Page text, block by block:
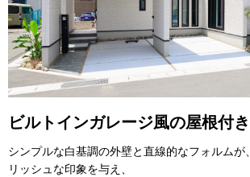
ビルトインガレージ風の屋根付
シンプルな白基調の外壁と直線的なフォルムが
リッシュな印象を与え、